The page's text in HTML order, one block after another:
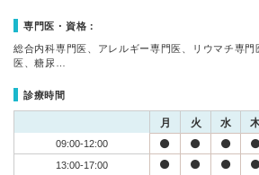
専門医・資格：
総合内科専門医、アレルギー専門医、リウマチ専
医、糖尿…
診療時間
月 火 水
09:00-12:00
13:00-17:00